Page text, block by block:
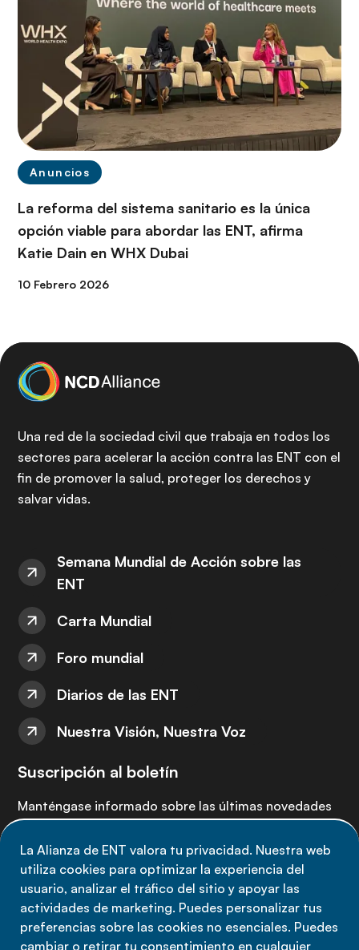
La Alianza de ENT valora tu privacidad. Nuestra web
utiliza cookies para optimizar la experiencia del
usuario, analizar el tráfico del sitio y apoyar las
actividades de marketing. Puedes personalizar tus
preferencias sobre las cookies no esenciales. Puedes
cambiar o retirar tu consentimiento en cualquier
Anuncios
La reforma del sistema sanitario es la única
opción viable para abordar las ENT, afirma
Katie Dain en WHX Dubai
10 Febrero 2026
Una red de la sociedad civil que trabaja en todos los
sectores para acelerar la acción contra las ENT con el
fin de promover la salud, proteger los derechos y
salvar vidas.
Semana Mundial de Acción sobre las
ENT
Carta Mundial
Foro mundial
Diarios de las ENT
Nuestra Visión, Nuestra Voz
Suscripción al boletín
Manténgase informado sobre las últimas novedades
Suscríbete ahora